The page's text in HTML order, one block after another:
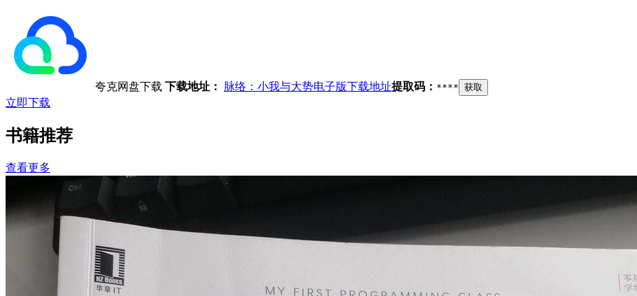
夸克网盘下载 下载地址： 脉络：小我与大势电子版下载地址提取码： **** 获取
立即下载
书籍推荐
查看更多